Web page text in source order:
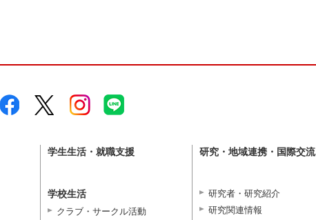
学生生活・就職支援
学校生活
クラブ・サークル活動
研究・地域連携・国際交流
研究者・研究紹介
研究関連情報